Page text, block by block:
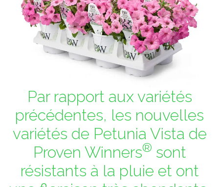
Par rapport aux variétés
précédentes, les nouvelles
variétés de Petunia Vista de
Proven Winners® sont
résistants à la pluie et ont